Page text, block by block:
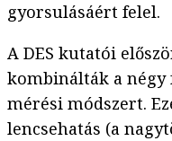
gyorsulásáért felel.
A DES kutatói
kombinálták a
mérési módszert.
lencsehatás (a